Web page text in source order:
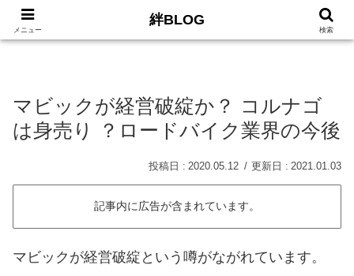
HOME サイトマ
マビックが経営破綻か？ コルナゴ
は身売り ？ロードバイク業界の今後
2020.05.12 2021.01.03
記事内に広告が含まれています。
マビックが経営破綻という噂がながれています。
メニュー
絆BLOG
検索